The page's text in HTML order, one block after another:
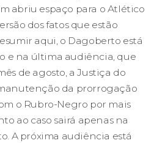
abriu espaço para o Atlético
dos fatos que estão
aqui, o Dagoberto está
e na última audiência, que
de agosto, a Justiça do
da prorrogação
o Rubro-Negro por mais
ao caso sairá apenas na
A próxima audiência está